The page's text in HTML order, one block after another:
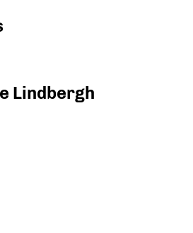
Lindbergh